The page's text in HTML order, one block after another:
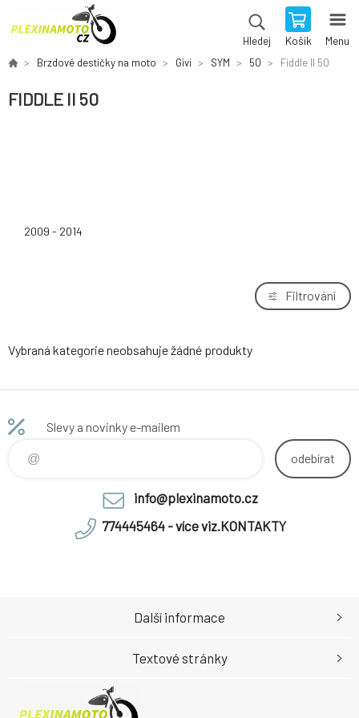
Hledej Košík Menu
Brzdové destičky na moto Givi SYM 50 Fiddle II 50
FIDDLE II 50
2009 - 2014
Filtrování
Vybraná kategorie neobsahuje žádné produkty
Slevy a novinky e-mailem
odebírat
info@plexinamoto.cz
774445464 - více viz.KONTAKTY
Další informace
Textové stránky